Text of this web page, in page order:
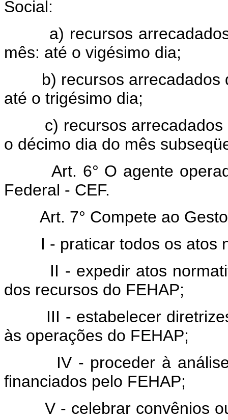
Social:
a) recursos arrecadados
mês: até o vigésimo dia;
b) recursos arrecadados
até o trigésimo dia;
c) recursos arrecadados
o décimo dia do mês
Art. 6° O agente
Federal - CEF.
Art. 7° Compete ao
I - praticar todos os atos
II - expedir atos
dos recursos do FEHAP;
III - estabelecer diretrizes,
às operações do FEHAP;
IV - proceder à análise e
financiados pelo FEHAP;
V - celebrar convênios ou